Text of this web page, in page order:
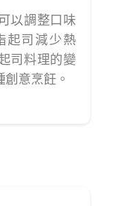
以調整口味
起司減少熱
司料理的變
意烹飪。